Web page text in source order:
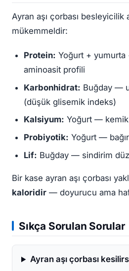
Ayran aşı çorbası besleyicilik
mükemmeldir:
Protein: Yoğurt +
aminoasit profili
Karbonhidrat: Buğday —
(düşük glisemik indeks)
Kalsiyum: Yoğurt — kemik
Probiyotik: Yoğurt —
Lif: Buğday — sindirim
Bir kase ayran aşı çorbası
kaloridir — doyurucu ama
Sıkça Sorulan Sorular
Ayran aşı çorbası